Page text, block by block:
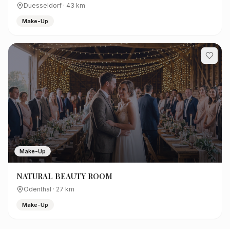
Duesseldorf · 43 km
Make-Up
Make-Up
NATURAL BEAUTY ROOM
Odenthal · 27 km
Make-Up